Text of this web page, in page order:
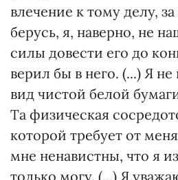
влечение к тому делу,
берусь, я, наверно, не
силы довести его до
верил бы в него. (...) Я
вид чистой белой
Та физическая
которой требует от
мне ненавистны, что я
только могу. (...) Я